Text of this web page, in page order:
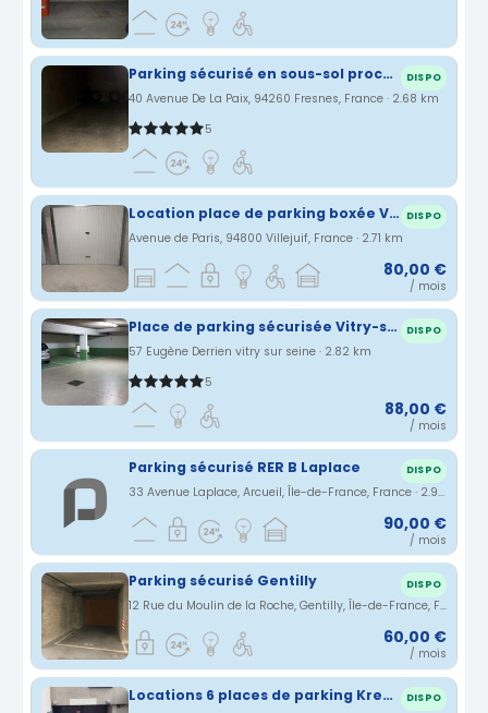
Parking sécurisé en sous-sol proche Aeroport Orly + Navette gratuite DISPO
40 Avenue De La Paix, 94260 Fresnes, France · 2.68 km
5
Location place de parking boxée Villejuif DISPO
Avenue de Paris, 94800 Villejuif, France · 2.71 km
80,00 €
/ mois
Place de parking sécurisée Vitry-sur-Seine en sous-sol rue Eugène Derrien, quartier Moulin Vert (94) DISPO
57 Eugène Derrien vitry sur seine · 2.82 km
5
88,00 €
/ mois
Parking sécurisé RER B Laplace DISPO
33 Avenue Laplace, Arcueil, Île-de-France, France · 2.9 km
90,00 €
/ mois
Parking sécurisé Gentilly DISPO
12 Rue du Moulin de la Roche, Gentilly, Île-de-France, France · 2.94 km
60,00 €
/ mois
Locations 6 places de parking Kremlin Bicêtre DISPO